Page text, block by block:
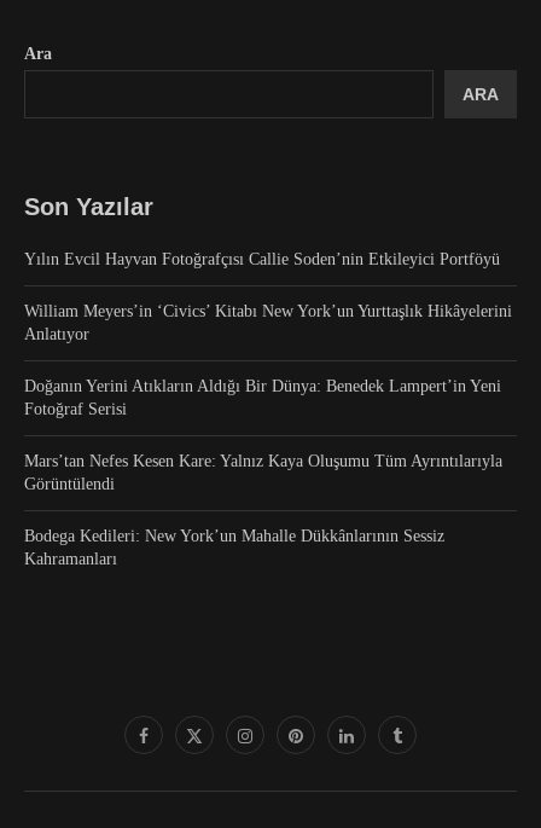
Ara
ARA
Son Yazılar
Yılın Evcil Hayvan Fotoğrafçısı Callie Soden’nin Etkileyici Portföyü
William Meyers’in ‘Civics’ Kitabı New York’un Yurttaşlık Hikâyelerini
Anlatıyor
Doğanın Yerini Atıkların Aldığı Bir Dünya: Benedek Lampert’in Yeni
Fotoğraf Serisi
Mars’tan Nefes Kesen Kare: Yalnız Kaya Oluşumu Tüm Ayrıntılarıyla
Görüntülendi
Bodega Kedileri: New York’un Mahalle Dükkânlarının Sessiz
Kahramanları